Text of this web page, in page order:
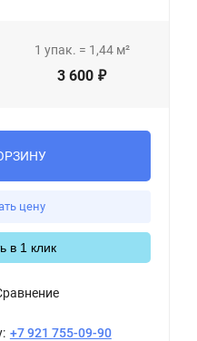
1 упак. = 1,44 м²
3 600 ₽
цену
в 1 клик
+7 921 755-09-90